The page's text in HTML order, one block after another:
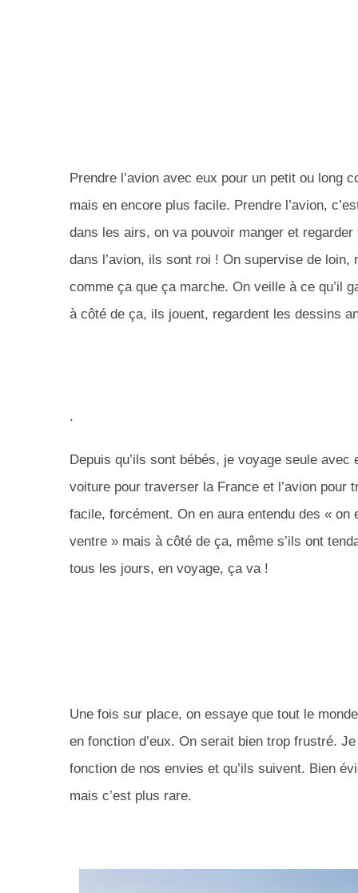
Prendre l’avion avec eux pour un petit ou long
mais en encore plus facile. Prendre l’avion,
dans les airs, on va pouvoir manger et
dans l’avion, ils sont roi ! On supervise de loin,
comme ça que ça marche. On veille à ce qu’il
à côté de ça, ils jouent, regardent les dessins
.
Depuis qu’ils sont bébés, je voyage seule
voiture pour traverser la France et l’avion pour
facile, forcément. On en aura entendu des « on
ventre » mais à côté de ça, même s’ils ont
tous les jours, en voyage, ça va !
Une fois sur place, on essaye que tout le
en fonction d’eux. On serait bien trop frustré. Je
fonction de nos envies et qu’ils suivent. Bien
mais c’est plus rare.